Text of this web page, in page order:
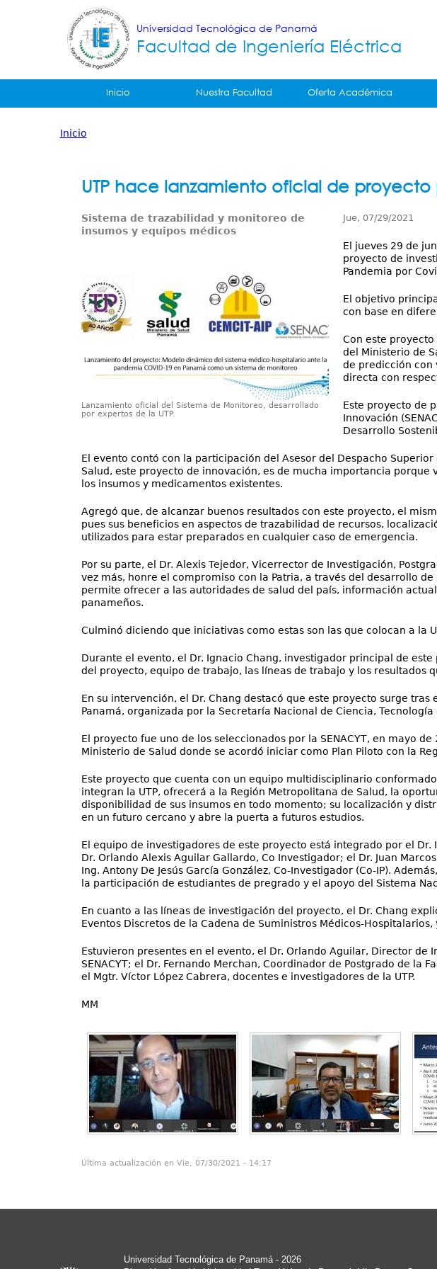
Universidad Tecnológica de Panamá
Facultad de Ingeniería Eléctrica
Tropical
Principal
Inicio Nuestra Facultad Oferta Académica
está
Inicio
UTP hace lanzamiento oficial de
Sistema de trazabilidad y monitoreo de
insumos y equipos médicos
Lanzamiento oficial del Sistema de Monitoreo, desarrollado
por expertos de la UTP.
Jue, 07/29/2021
El jueves 29 de
proyecto de
Pandemia por
El objetivo
con base en
Con este
del Ministerio de
de predicción con
directa con
Este proyecto de
Innovación
Desarrollo
El evento contó con la participación del Asesor del Despacho
Salud, este proyecto de innovación, es de mucha importancia
los insumos y medicamentos existentes.
Agregó que, de alcanzar buenos resultados con este proyecto, el
pues sus beneficios en aspectos de trazabilidad de recursos,
utilizados para estar preparados en cualquier caso de emergencia.
Por su parte, el Dr. Alexis Tejedor, Vicerrector de Investigación,
vez más, honre el compromiso con la Patria, a través del desarrollo
permite ofrecer a las autoridades de salud del país, información
panameños.
Culminó diciendo que iniciativas como estas son las que colocan a
Durante el evento, el Dr. Ignacio Chang, investigador principal de
del proyecto, equipo de trabajo, las líneas de trabajo y los resultados
En su intervención, el Dr. Chang destacó que este proyecto surge
Panamá, organizada por la Secretaría Nacional de Ciencia, Tecnología
El proyecto fue uno de los seleccionados por la SENACYT, en mayo
Ministerio de Salud donde se acordó iniciar como Plan Piloto con la
Este proyecto que cuenta con un equipo multidisciplinario
integran la UTP, ofrecerá a la Región Metropolitana de Salud, la
disponibilidad de sus insumos en todo momento; su localización y
en un futuro cercano y abre la puerta a futuros estudios.
El equipo de investigadores de este proyecto está integrado por el
Dr. Orlando Alexis Aguilar Gallardo, Co Investigador; el Dr. Juan
Ing. Antony De Jesús García González, Co-Investigador (Co-IP).
la participación de estudiantes de pregrado y el apoyo del Sistema
En cuanto a las líneas de investigación del proyecto, el Dr. Chang
Eventos Discretos de la Cadena de Suministros Médicos-
Estuvieron presentes en el evento, el Dr. Orlando Aguilar, Director
SENACYT; el Dr. Fernando Merchan, Coordinador de Postgrado de la
el Mgtr. Víctor López Cabrera, docentes e investigadores de la UTP.
MM
Última actualización en Vie, 07/30/2021 - 14:17
Universidad Tecnológica de Panamá - 2026